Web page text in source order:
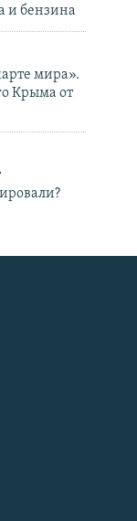
и бензина
мира».
Крыма от